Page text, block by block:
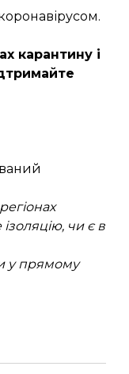
карантину і
чи є в
у прямому